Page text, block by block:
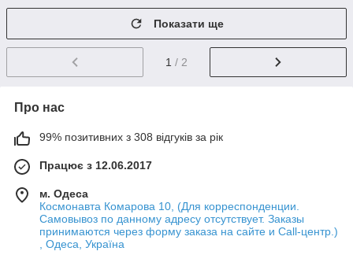
Показати ще
1 / 2
Про нас
99% позитивних з 308 відгуків за рік
Працює з 12.06.2017
м. Одеса
Космонавта Комарова 10, (Для корреспонденции.
Самовывоз по данному адресу отсутствует. Заказы
принимаются через форму заказа на сайте и Call-центр.)
, Одеса, Україна